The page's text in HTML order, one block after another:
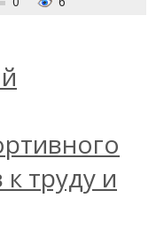
труду и